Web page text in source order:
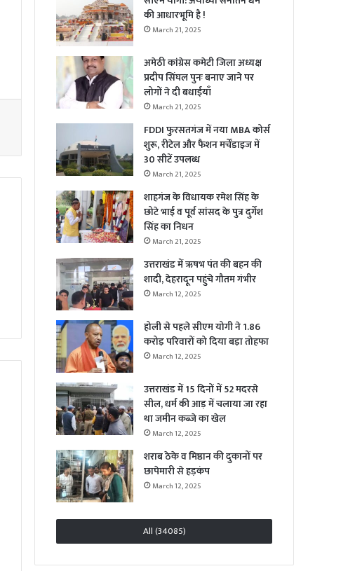
की आधारभूमि है !
March 21, 2025
अमेठी कांग्रेस कमेटी जिला अध्यक्ष
प्रदीप सिंघल पुनः बनाए जाने पर
लोगों ने दी बधाईयाँ
March 21, 2025
FDDI फुरसतगंज में नया MBA कोर्स
शुरू, रीटेल और फैशन मर्चेंडाइज में
30 सीटें उपलब्ध
March 21, 2025
शाहगंज के विधायक रमेश सिंह के
छोटे भाई व पूर्व सांसद के पुत्र दुर्गेश
सिंह का निधन
March 21, 2025
उत्तराखंड में ऋषभ पंत की बहन की
शादी, देहरादून पहुंचे गौतम गंभीर
March 12, 2025
होली से पहले सीएम योगी ने 1.86
करोड़ परिवारों को दिया बड़ा तोहफा
March 12, 2025
उत्तराखंड में 15 दिनों में 52 मदरसे
सील, धर्म की आड़ में चलाया जा रहा
था जमीन कब्जे का खेल
March 12, 2025
शराब ठेके व मिष्ठान की दुकानों पर
छापेमारी से हड़कंप
March 12, 2025
All (34085)